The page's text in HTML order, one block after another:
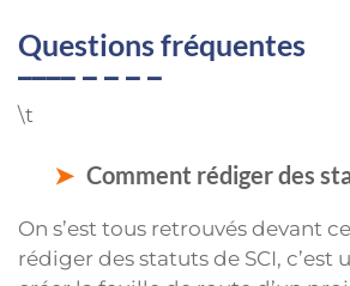
Questions fréquentes
\t
Comment rédiger des
On s’est tous retrouvés devant
rédiger des statuts de SCI, c’est